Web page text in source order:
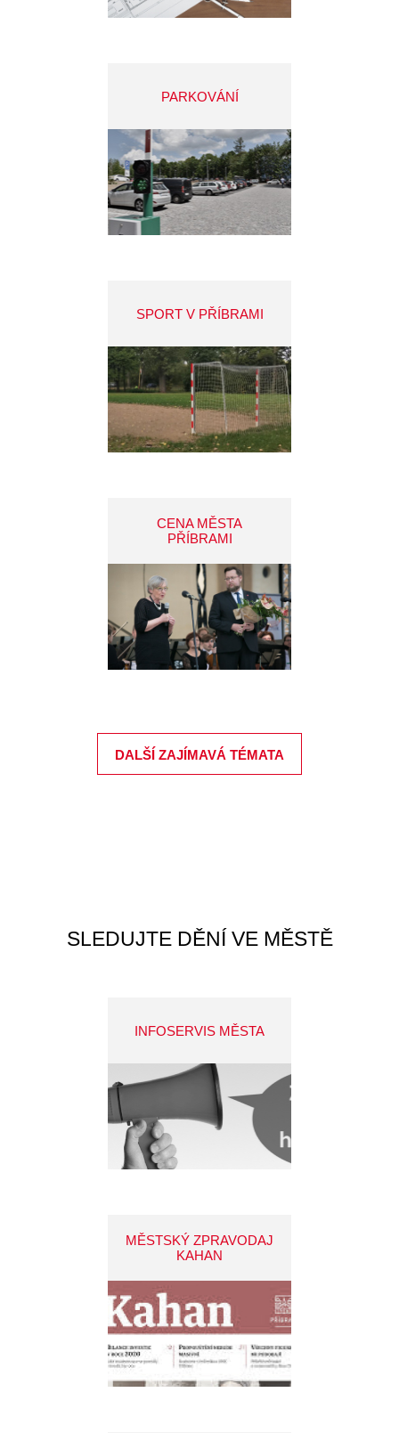
PARKOVÁNÍ
SPORT V PŘÍBRAMI
CENA MĚSTA
PŘÍBRAMI
DALŠÍ ZAJÍMAVÁ TÉMATA
SLEDUJTE DĚNÍ VE MĚSTĚ
INFOSERVIS MĚSTA
MĚSTSKÝ ZPRAVODAJ
KAHAN